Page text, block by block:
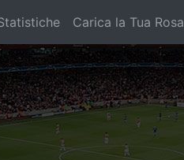
Carica la Tua Rosa